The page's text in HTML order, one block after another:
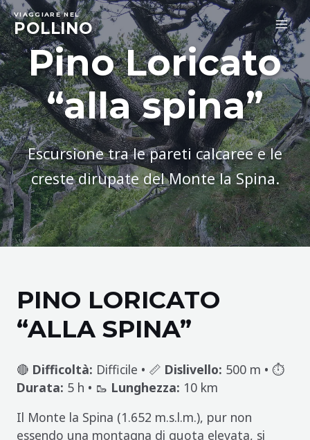
Skip
to
content
VIAGGIARE NEL
POLLINO
Pino Loricato
“alla spina”
Escursione tra le pareti calcaree e le
creste dirupate del Monte la Spina.
PINO LORICATO
“ALLA SPINA”
🔴 Difficoltà: Difficile • 📏 Dislivello: 500 m • ⏱️
Durata: 5 h • 🥾 Lunghezza: 10 km
Il Monte la Spina (1.652 m.s.l.m.), pur non
essendo una montagna di quota elevata, si